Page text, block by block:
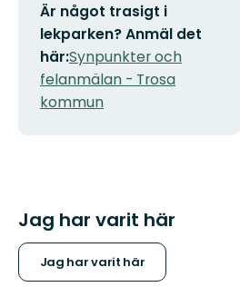
Är något trasigt i
lekparken? Anmäl det
här:Synpunkter och
felanmälan - Trosa
kommun
Jag har varit här
Jag har varit här